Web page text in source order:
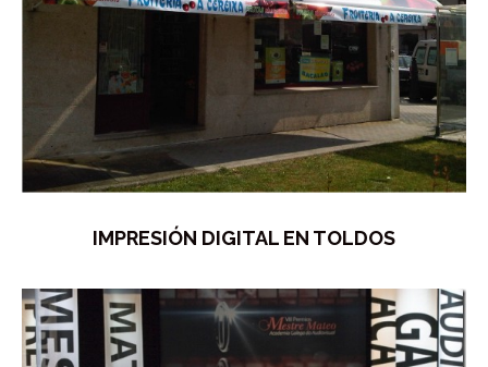
IMPRESIÓN DIGITAL EN TOLDOS